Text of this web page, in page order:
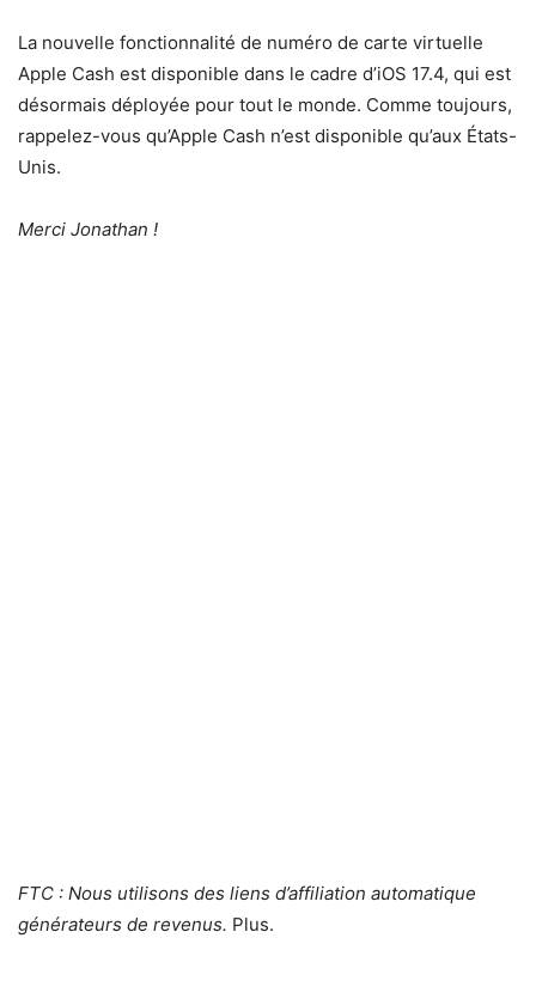
La nouvelle fonctionnalité de numéro de carte virtuelle
Apple Cash est disponible dans le cadre d’iOS 17.4, qui est
désormais déployée pour tout le monde. Comme toujours,
rappelez-vous qu’Apple Cash n’est disponible qu’aux États-
Unis.
Merci Jonathan !
FTC : Nous utilisons des liens d’affiliation automatique
générateurs de revenus. Plus.